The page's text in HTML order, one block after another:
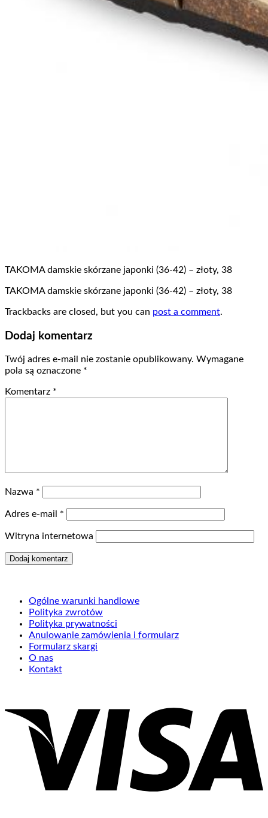
TAKOMA damskie skórzane japonki (36-42) – złoty, 38
TAKOMA damskie skórzane japonki (36-42) – złoty, 38
Trackbacks are closed, but you can post a comment.
Dodaj komentarz
Twój adres e-mail nie zostanie opublikowany. Wymagane
pola są oznaczone *
Komentarz *
Nazwa *
Adres e-mail *
Witryna internetowa
Ogólne warunki handlowe
Polityka zwrotów
Polityka prywatności
Anulowanie zamówienia i formularz
Formularz skargi
O nas
Kontakt